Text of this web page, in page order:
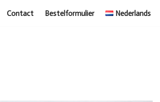
Contact Bestelformulier Nederlands